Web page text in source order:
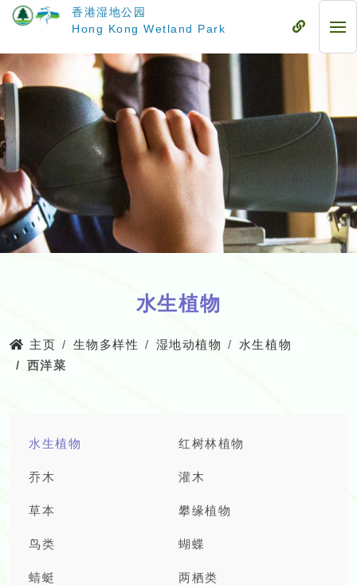
要
内
容
香港湿地公园
Hong Kong Wetland Park
流
流
动
水生植物
主页 生物多样性 湿地动植物
水生植物
西洋菜
水生植物 红树林植物
乔木 灌木
草本 攀缘植物
鸟类 蝴蝶
蜻蜓 两栖类